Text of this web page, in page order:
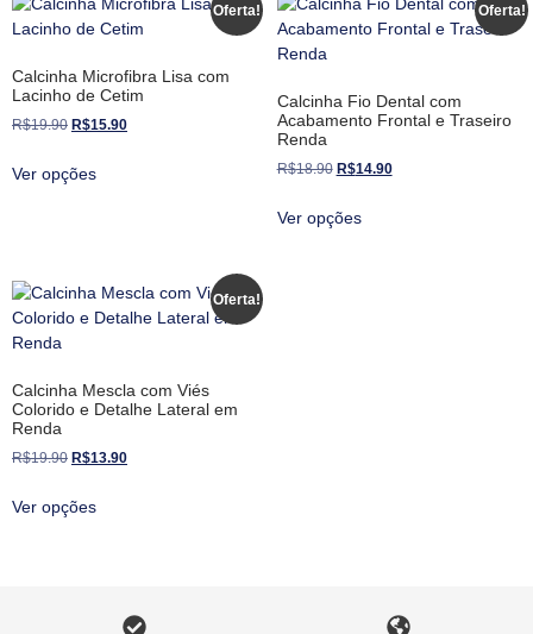
Oferta!
Calcinha Microfibra Lisa com
Lacinho de Cetim
R$19.90 R$15.90
Ver opções
Oferta!
Calcinha Fio Dental com
Acabamento Frontal e Traseiro
Renda
R$18.90 R$14.90
Ver opções
Oferta!
Calcinha Mescla com Viés
Colorido e Detalhe Lateral em
Renda
R$19.90 R$13.90
Ver opções